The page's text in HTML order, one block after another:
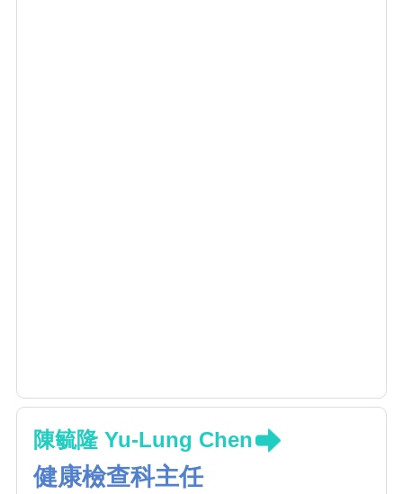
陳毓隆 Yu-Lung Chen
健康檢查科主任